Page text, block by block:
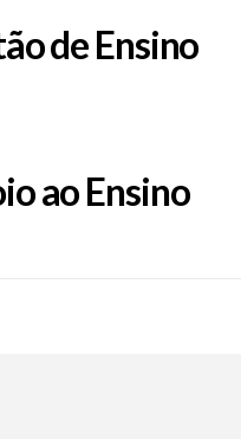
de Ensino
ao Ensino